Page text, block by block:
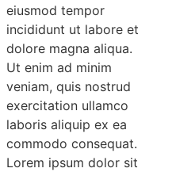
eiusmod tempor
incididunt ut labore et
dolore magna aliqua.
Ut enim ad minim
veniam, quis nostrud
exercitation ullamco
laboris aliquip ex ea
commodo consequat.
Lorem ipsum dolor sit